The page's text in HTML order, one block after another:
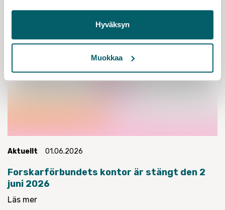
Hyväksyn
Muokkaa
Aktuellt 01.06.2026
Forskarförbundets kontor är stängt den 2
juni 2026
Läs mer